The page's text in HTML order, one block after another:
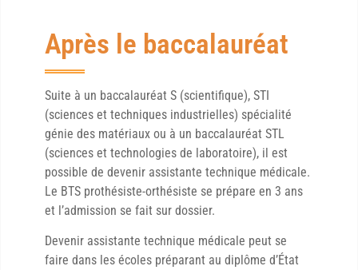
Après le baccalauréat
Suite à un baccalauréat S (scientifique), STI
(sciences et techniques industrielles) spécialité
génie des matériaux ou à un baccalauréat STL
(sciences et technologies de laboratoire), il est
possible de devenir assistante technique médicale.
Le BTS prothésiste-orthésiste se prépare en 3 ans
et l’admission se fait sur dossier.
Devenir assistante technique médicale peut se
faire dans les écoles préparant au diplôme d’État